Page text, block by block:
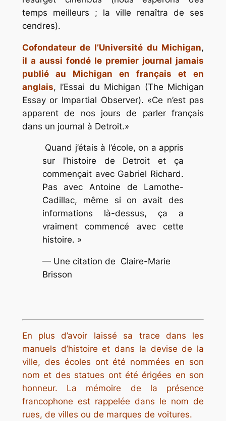
temps meilleurs ; la ville renaîtra de ses
cendres).
Cofondateur de l’Université du Michigan,
il a aussi fondé le premier journal jamais
publié au Michigan en français et en
anglais, l’Essai du Michigan (The Michigan
Essay or Impartial Observer).
Ce n’est pas
apparent de nos jours de parler français
dans un journal à Detroit.
Quand j’étais à l’école, on a appris
sur l’histoire de Detroit et ça
commençait avec Gabriel Richard.
Pas avec Antoine de Lamothe-
Cadillac, même si on avait des
informations là-dessus, ça a
vraiment commencé avec cette
histoire. »
— Une citation de Claire-Marie
Brisson
En plus d’avoir laissé sa trace dans les
manuels d’histoire et dans la devise de la
ville, des écoles ont été nommées en son
nom et des statues ont été érigées en son
honneur. La mémoire de la présence
francophone est rappelée dans le nom de
rues, de villes ou de marques de voitures.